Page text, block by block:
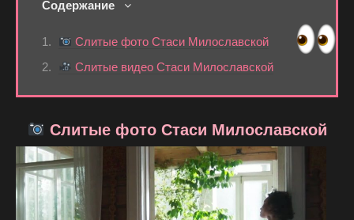
Содержание
Слитые фото Стаси Милославской
Слитые видео Стаси Милославской
Слитые фото Стаси Милославской